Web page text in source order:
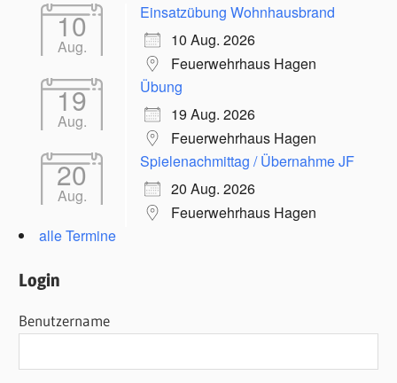
10
Aug.
Einsatzübung Wohnhausbrand
10 Aug. 2026
Feuerwehrhaus Hagen
19
Aug.
Übung
19 Aug. 2026
Feuerwehrhaus Hagen
20
Aug.
Spielenachmittag / Übernahme JF
20 Aug. 2026
Feuerwehrhaus Hagen
alle Termine
Login
Benutzername